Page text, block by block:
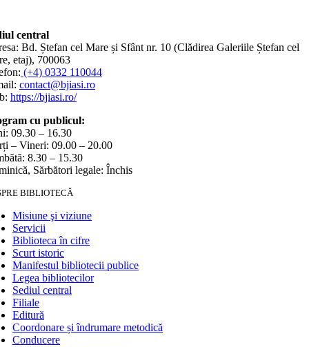
central
Bd. Ștefan cel Mare și Sfânt nr. 10 (Clădirea Galeriile Ștefan cel
etaj), 700063
(+4) 0332 110044
contact@bjiasi.ro
https://bjiasi.ro/
cu publicul:
09.30 – 16.30
– Vineri: 09.00 – 20.00
8.30 – 15.30
Sărbători legale: Închis
BIBLIOTECĂ
Misiune şi viziune
Servicii
Biblioteca în cifre
Scurt istoric
Manifestul bibliotecii publice
Legea bibliotecilor
Sediul central
Filiale
Editură
Coordonare și îndrumare metodică
Conducere